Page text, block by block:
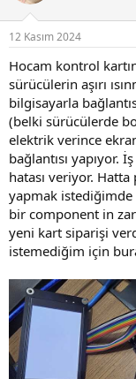
12 Kasım 2024
Hocam kontrol
sürücülerin aşırı
bilgisayarla
(belki sürücülerde
elektrik verince
bağlantısı yapıyor.
hatası veriyor.
yapmak istediğimde
bir component in
yeni kart siparişi
istemediğim için